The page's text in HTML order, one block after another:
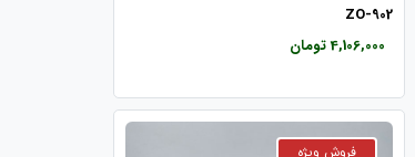
ZO-902
4,106,000 تومان